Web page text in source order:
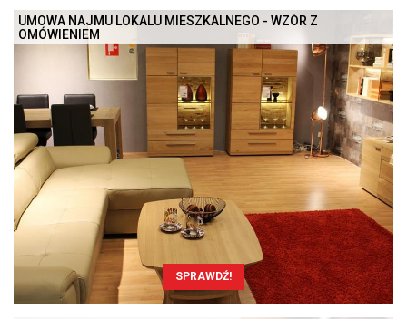
UMOWA NAJMU LOKALU MIESZKALNEGO - WZÓR Z
OMÓWIENIEM
SPRAWDŹ!